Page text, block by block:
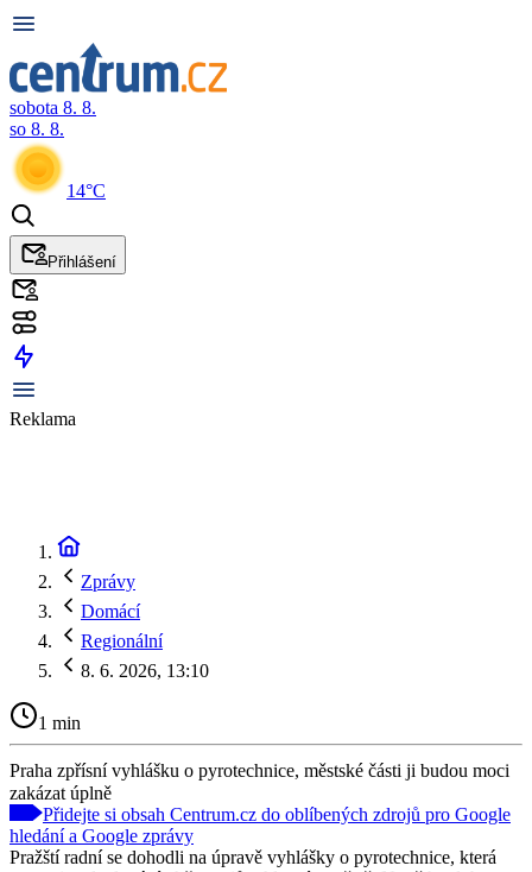
sobota 8. 8.
so 8. 8.
14°C
Přihlášení
Reklama
Zprávy
Domácí
Regionální
8. 6. 2026, 13:10
1 min
Praha zpřísní vyhlášku o pyrotechnice, městské části ji budou moci
zakázat úplně
Přidejte si obsah Centrum.cz do oblíbených zdrojů pro Google
hledání a Google zprávy
Pražští radní se dohodli na úpravě vyhlášky o pyrotechnice, která